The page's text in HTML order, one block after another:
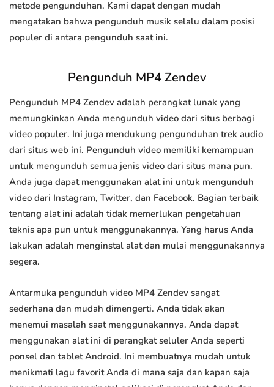
metode pengunduhan. Kami dapat dengan mudah
mengatakan bahwa pengunduh musik selalu dalam posisi
populer di antara pengunduh saat ini.
Pengunduh MP4 Zendev
Pengunduh MP4 Zendev adalah perangkat lunak yang
memungkinkan Anda mengunduh video dari situs berbagi
video populer. Ini juga mendukung pengunduhan trek audio
dari situs web ini. Pengunduh video memiliki kemampuan
untuk mengunduh semua jenis video dari situs mana pun.
Anda juga dapat menggunakan alat ini untuk mengunduh
video dari Instagram, Twitter, dan Facebook. Bagian terbaik
tentang alat ini adalah tidak memerlukan pengetahuan
teknis apa pun untuk menggunakannya. Yang harus Anda
lakukan adalah menginstal alat dan mulai menggunakannya
segera.
Antarmuka pengunduh video MP4 Zendev sangat
sederhana dan mudah dimengerti. Anda tidak akan
menemui masalah saat menggunakannya. Anda dapat
menggunakan alat ini di perangkat seluler Anda seperti
ponsel dan tablet Android. Ini membuatnya mudah untuk
menikmati lagu favorit Anda di mana saja dan kapan saja